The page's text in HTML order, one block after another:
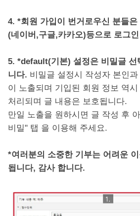
4. *회원 가입이 번거로우신 분들은
(네이버,구글,카카오)등으로 로그
5. *default(기본) 설정은 비밀글 선
니다. 비밀글 설정시 작성자 본인
이 노출되며 기입된 회원 정보 역
처리되며 글 내용은 보호됩니다.
만일 노출을 원하시면 글 작성 후
비밀" 탭 을 이용해 주세요.
*여러분의 소중한 기부는 어려운
됩니다, 감사 합니다.